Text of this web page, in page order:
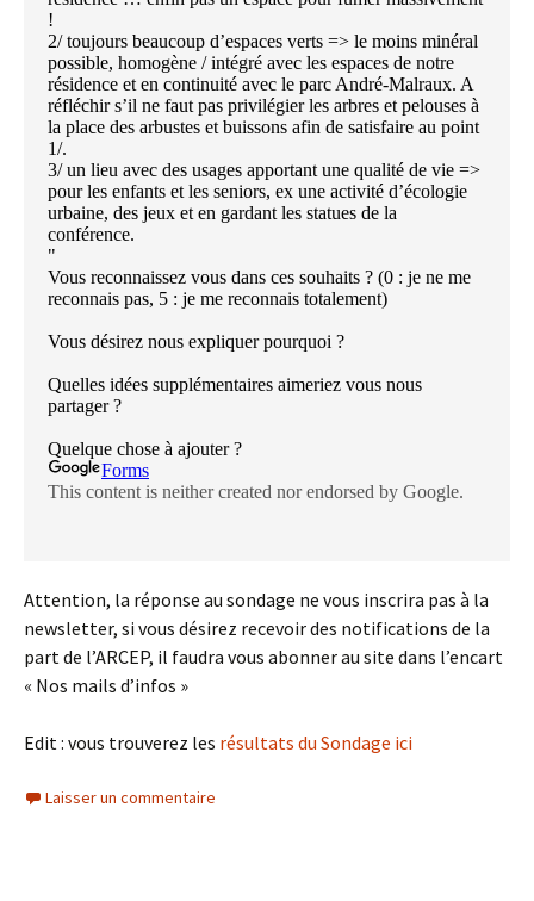
Attention, la réponse au sondage ne vous inscrira pas à la
newsletter, si vous désirez recevoir des notifications de la
part de l’ARCEP, il faudra vous abonner au site dans l’encart
« Nos mails d’infos »
Edit : vous trouverez les résultats du Sondage ici
Laisser un commentaire